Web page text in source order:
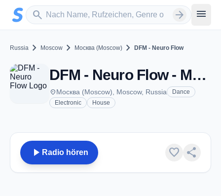
Zum Hauptinhalt springen
search
Sender suchen arrow_forward menu
Russia chevron_right Moscow chevron_right Москва (Moscow) chevron_right DFM - Neuro Flow
DFM - Neuro Flow - Москва (Moscow)
placeМосква (Moscow), Moscow, Russia
Dance
Electronic
House
play_arrow Radio hören favorite share